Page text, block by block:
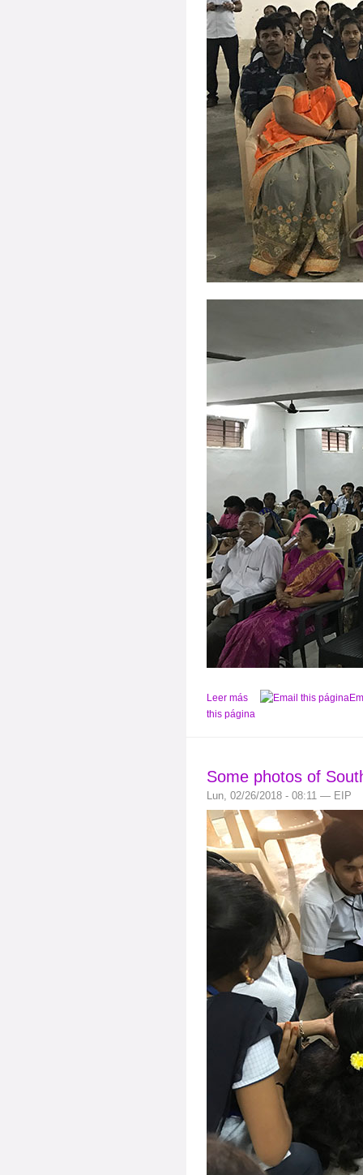
Leer más
this página
Some photos of
Lun, 02/26/2018 - 08:11 — EIP